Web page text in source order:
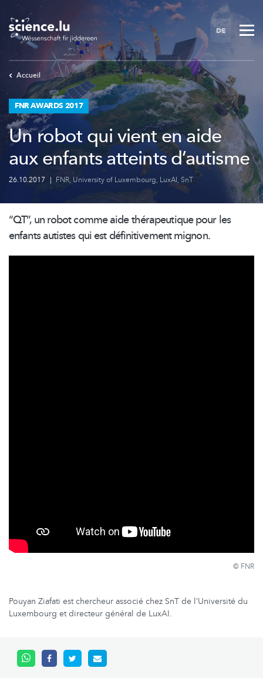
to
main
content
DE
Accueil
FNR AWARDS 2017
Un robot qui vient en aide
aux enfants atteints d’autisme
26.10.2017 | FNR, University of Luxembourg, LuxAI, SnT
“QT”, un robot comme aidethérapeutiquepour les
enfants autistes qui est définitivementmignon.
© FNR
Pouyan Ziafati est chercheur associé chez SnT de l’Université du
Luxembourg et directeur général de LuxAI.